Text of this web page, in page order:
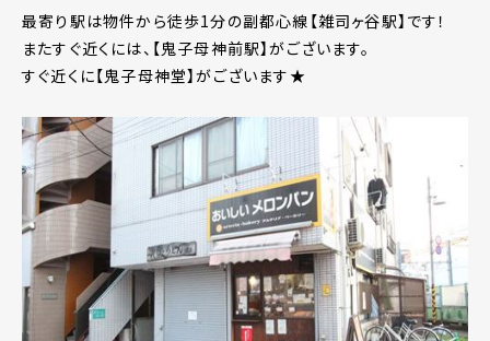
最寄り駅は物件から徒歩1分の副都心線【雑司ヶ谷駅】です！
またすぐ近くには、【鬼子母神前駅】がございます。
すぐ近くに【鬼子母神堂】がございます★